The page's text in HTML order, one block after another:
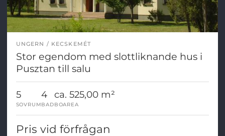
UNGERN KECSKEMÉT
Stor egendom med slottliknande hus i
Pusztan till salu
5
SOVRUM
4
BAD
ca. 525,00 m²
BOAREA
Pris vid förfrågan